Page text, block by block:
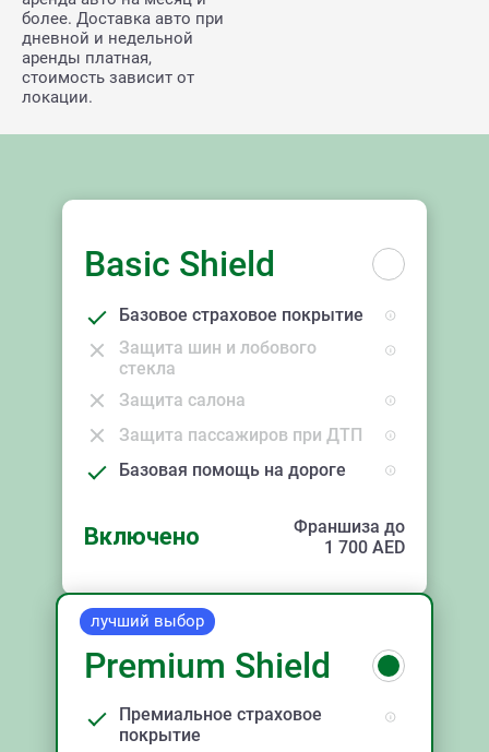
более. Доставка авто при
дневной и недельной
аренды платная,
стоимость зависит от
локации.
Basic Shield
Базовое страховое покрытие
Защита шин и лобового
стекла
Защита салона
Защита пассажиров при ДТП
Базовая помощь на дороге
Включено
Франшиза до
1 700 AED
лучший выбор
Premium Shield
Премиальное страховое
покрытие